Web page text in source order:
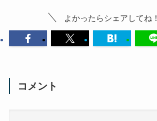
よかったらシェアしてね！
コメント